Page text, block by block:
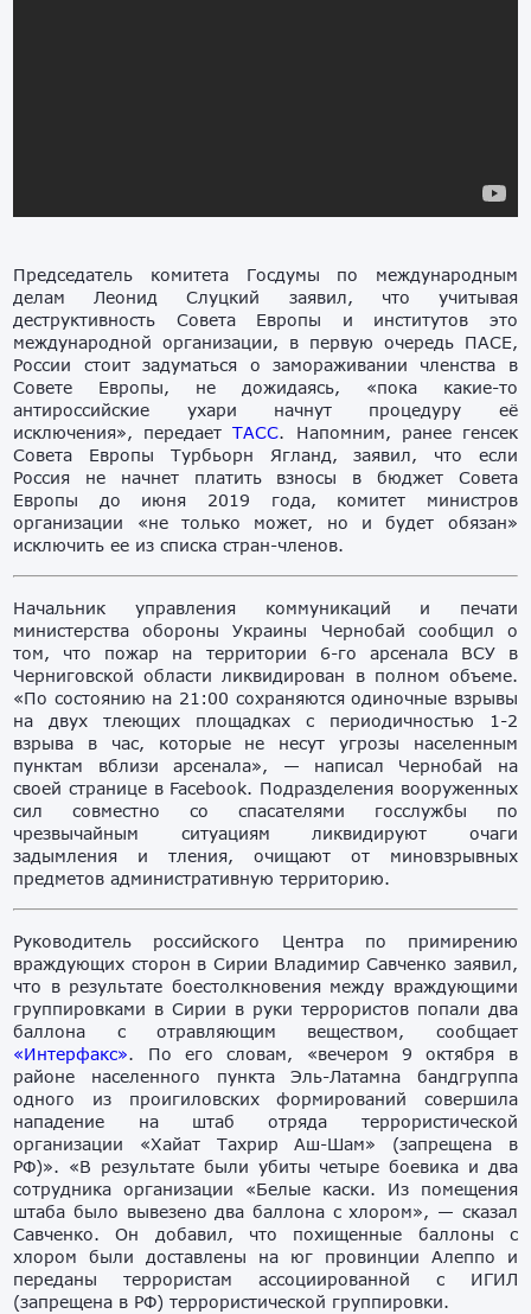
Председатель комитета Госдумы по международным
делам Леонид Слуцкий заявил, что учитывая
деструктивность Совета Европы и институтов это
международной организации, в первую очередь ПАСЕ,
России стоит задуматься о замораживании членства в
Совете Европы, не дожидаясь, «пока какие-то
антироссийские ухари начнут процедуру её
исключения», передаетТАСС. Напомним, ранее генсек
Совета Европы Турбьорн Ягланд, заявил, что если
Россия не начнет платить взносы в бюджет Совета
Европы до июня 2019 года, комитет министров
организации «не только может, но и будет обязан»
исключить ее из списка стран-членов.
Начальник управления коммуникаций и печати
министерства обороны Украины Чернобай сообщил о
том, что пожар на территории 6-го арсенала ВСУ в
Черниговской области ликвидирован в полном объеме.
«По состоянию на 21:00 сохраняются одиночные взрывы
на двух тлеющих площадках с периодичностью 1-2
взрыва в час, которые не несут угрозы населенным
пунктам вблизи арсенала», — написал Чернобай на
своей странице в Facebook. Подразделения вооруженных
сил совместно со спасателями госслужбы по
чрезвычайным ситуациям ликвидируют очаги
задымления и тления, очищают от миновзрывных
предметов административную территорию.
Руководитель российского Центра по примирению
враждующих сторон в Сирии Владимир Савченко заявил,
что в результате боестолкновения между враждующими
группировками в Сирии в руки террористов попали два
баллона с отравляющим веществом, сообщает
«Интерфакс». По его словам, «вечером 9 октября в
районе населенного пункта Эль-Латамна бандгруппа
одного из проигиловских формирований совершила
нападение на штаб отряда террористической
организации «Хайат Тахрир Аш-Шам» (запрещена в
РФ)». «В результате были убиты четыре боевика и два
сотрудника организации «Белые каски. Из помещения
штаба было вывезено два баллона с хлором», — сказал
Савченко. Он добавил, что похищенные баллоны с
хлором были доставлены на юг провинции Алеппо и
переданы террористам ассоциированной с ИГИЛ
(запрещена в РФ) террористической группировки.